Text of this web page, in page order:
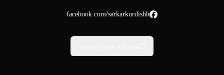
facebook.com/sarkarkurdishh